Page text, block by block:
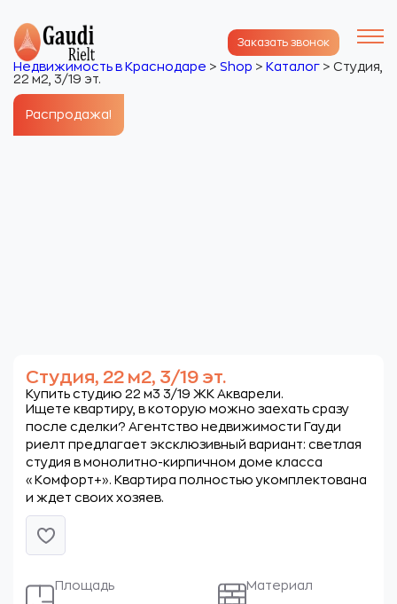
Заказать звонок
Недвижимость в Краснодаре > Shop > Каталог > Студия,
22 м2, 3/19 эт.
Распродажа!
Студия, 22 м2, 3/19 эт.
Купить студию 22 м3 3/19 ЖК Акварели.
Ищете квартиру, в которую можно заехать сразу
после сделки? Агентство недвижимости Гауди
риелт предлагает эксклюзивный вариант: светлая
студия в монолитно-кирпичном доме класса
«Комфорт+». Квартира полностью укомплектована
и ждет своих хозяев.
Площадь Материал